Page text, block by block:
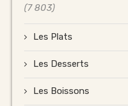
(7 803)
Les Plats
Les Desserts
Les Boissons